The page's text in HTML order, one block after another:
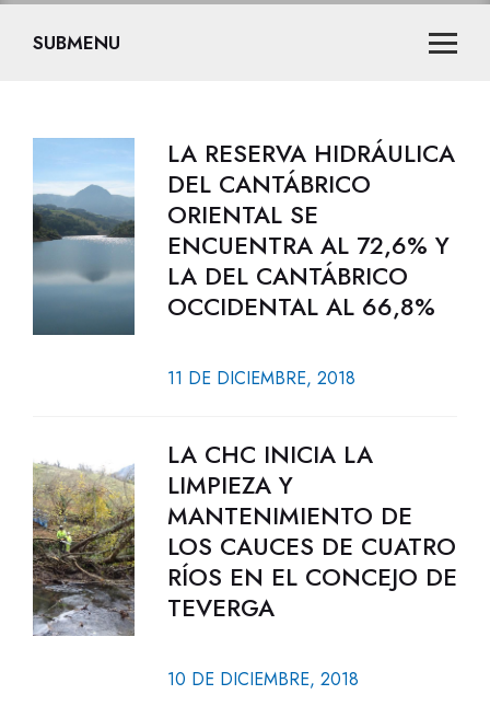
SUBMENU
LA RESERVA HIDRÁULICA
DEL CANTÁBRICO
ORIENTAL SE
ENCUENTRA AL 72,6% Y
LA DEL CANTÁBRICO
OCCIDENTAL AL 66,8%
11 DE DICIEMBRE, 2018
LA CHC INICIA LA
LIMPIEZA Y
MANTENIMIENTO DE
LOS CAUCES DE CUATRO
RÍOS EN EL CONCEJO DE
TEVERGA
10 DE DICIEMBRE, 2018